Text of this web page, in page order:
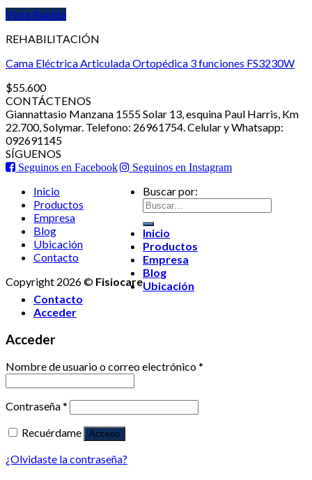
Vista Rápida
REHABILITACIÓN
Cama Eléctrica Articulada Ortopédica 3 funciones FS3230W
$55.600
CONTÁCTENOS
Giannattasio Manzana 1555 Solar 13, esquina Paul Harris, Km
22.700, Solymar. Telefono: 26961754. Celular y Whatsapp:
092691145
SÍGUENOS
Seguinos en Facebook Seguinos en Instagram
Inicio
Productos
Empresa
Blog
Ubicación
Contacto
Copyright 2026 © Fisiocare
Buscar por:
Inicio
Productos
Empresa
Blog
Ubicación
Contacto
Acceder
Acceder
Nombre de usuario o correo electrónico*
Contraseña*
Recuérdame
Acceso
¿Olvidaste la contraseña?